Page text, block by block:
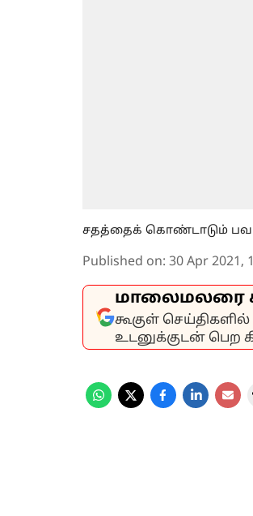
சதத்தைக் கொண்டாடும்
Published on: 30 Apr 2021,
மாலைமலரை
கூகுள்
உடனுக்குடன் பெற